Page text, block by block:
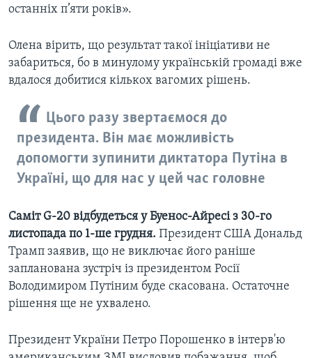
останніх п’яти років».
Олена вірить, що результат такої ініціативи не
забариться, бо в минулому українській громаді вже
вдалося добитися кількох вагомих рішень.
Цього разу звертаємося до
президента. Він має можливість
допомогти зупинити диктатора Путіна в
Україні, що для нас у цей час головне
Саміт G-20 відбудеться у Буенос-Айресі з 30-го
листопада по 1-ше грудня. Президент США Дональд
Трамп заявив, що не виключає його раніше
запланована зустріч із президентом Росії
Володимиром Путіним буде скасована. Остаточне
рішення ще не ухвалено.
Президент України Петро Порошенко в інтерв'ю